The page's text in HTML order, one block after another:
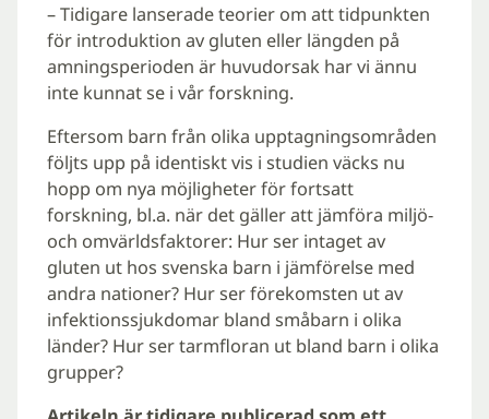
– Tidigare lanserade teorier om att tidpunkten
för introduktion av gluten eller längden på
amningsperioden är huvudorsak har vi ännu
inte kunnat se i vår forskning.
Eftersom barn från olika upptagningsområden
följts upp på identiskt vis i studien väcks nu
hopp om nya möjligheter för fortsatt
forskning, bl.a. när det gäller att jämföra miljö-
och omvärldsfaktorer: Hur ser intaget av
gluten ut hos svenska barn i jämförelse med
andra nationer? Hur ser förekomsten ut av
infektionssjukdomar bland småbarn i olika
länder? Hur ser tarmfloran ut bland barn i olika
grupper?